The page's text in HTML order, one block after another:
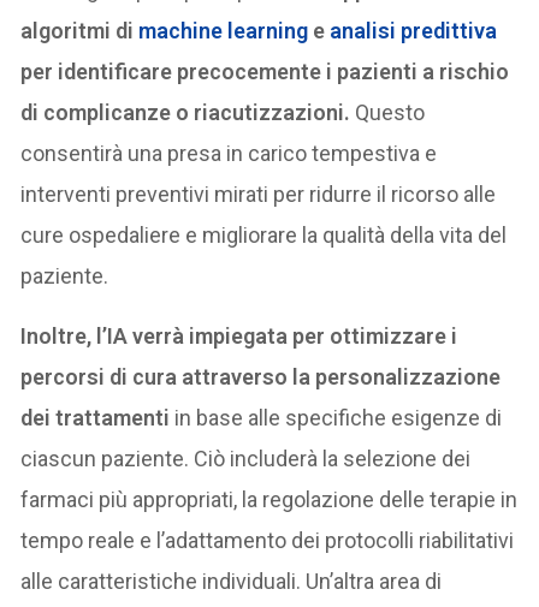
algoritmi di machine learning e analisi predittiva
per identificare precocemente i pazienti a rischio
di complicanze o riacutizzazioni. Questo
consentirà una presa in carico tempestiva e
interventi preventivi mirati per ridurre il ricorso alle
cure ospedaliere e migliorare la qualità della vita del
paziente.
Inoltre, l’IA verrà impiegata per ottimizzare i
percorsi di cura attraverso la personalizzazione
dei trattamenti in base alle specifiche esigenze di
ciascun paziente. Ciò includerà la selezione dei
farmaci più appropriati, la regolazione delle terapie in
tempo reale e l’adattamento dei protocolli riabilitativi
alle caratteristiche individuali. Un’altra area di